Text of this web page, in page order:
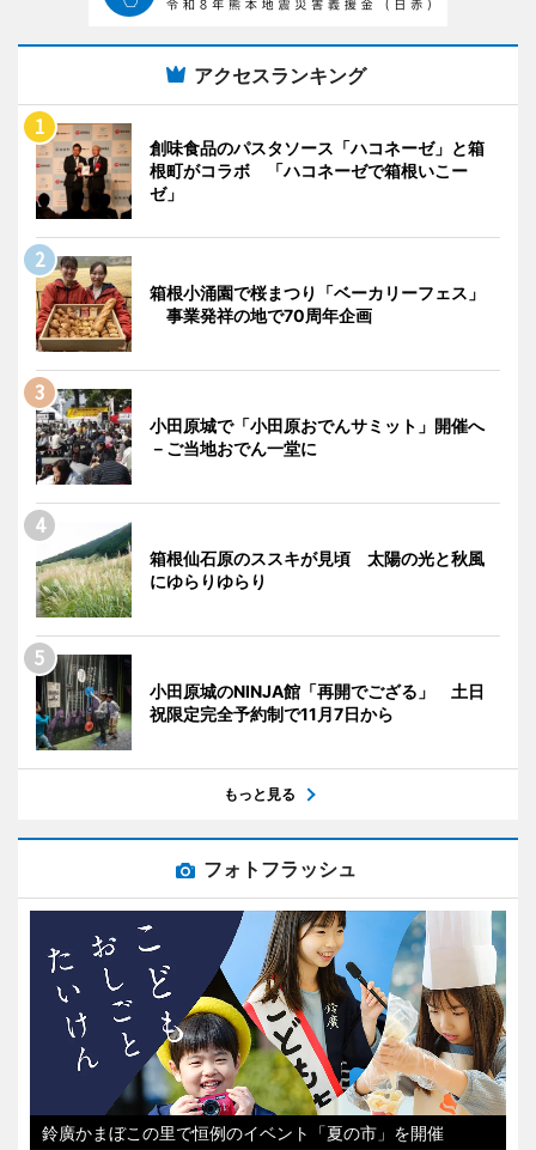
アクセスランキング
創味食品のパスタソース「ハコネーゼ」と箱
根町がコラボ 「ハコネーゼで箱根いこー
ゼ」
箱根小涌園で桜まつり「ベーカリーフェス」
事業発祥の地で70周年企画
小田原城で「小田原おでんサミット」開催へ
－ご当地おでん一堂に
箱根仙石原のススキが見頃 太陽の光と秋風
にゆらりゆらり
小田原城のNINJA館「再開でござる」 土日
祝限定完全予約制で11月7日から
もっと見る
フォトフラッシュ
鈴廣かまぼこの里で恒例のイベント「夏の市」を開催